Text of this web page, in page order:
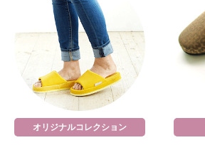
オリジナルコレクション